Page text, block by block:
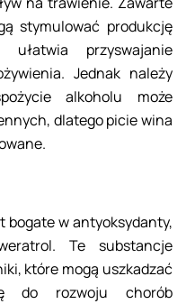
stymulować produkcję
przyswajanie
Jednak należy
alkoholu może
dlatego picie wina
bogate w antyoksydanty,
Te substancje
które mogą uszkadzać
do rozwoju chorób